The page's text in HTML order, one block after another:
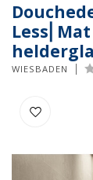
WIESBADEN